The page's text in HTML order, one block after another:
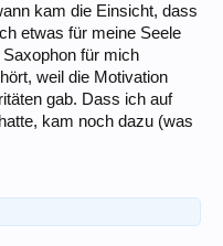
kam die Einsicht, dass
etwas für meine Seele
für mich
weil die Motivation
gab. Dass ich auf
kam noch dazu (was